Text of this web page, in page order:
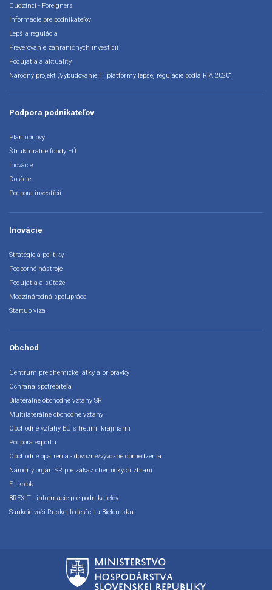
Cudzinci - Foreigners
Informácie pre podnikateľov
Lepšia regulácia
Preverovanie zahraničných investícií
Podujatia a aktuality
Národný projekt „Vybudovanie IT platformy lepšej regulácie podľa RIA 2020“
Podpora podnikateľov
Plán obnovy
Štrukturálne fondy EÚ
Inovácie
Dotácie
Podpora investícií
Inovácie
Stratégie a politiky
Podporné nástroje
Podujatia a súťaže
Medzinárodná spolupráca
Startup víza
Obchod
Centrum pre chemické látky a prípravky
Ochrana spotrebiteľa
Bilaterálne obchodné vzťahy SR
Multilaterálne obchodné vzťahy
Obchodné vzťahy EÚ s tretími krajinami
Podpora exportu
Obchodné opatrenia - dovozné/vývozné obmedzenia
Národný orgán SR pre zákaz chemických zbraní
E - kolok
BREXIT - informácie pre podnikateľov
Sankcie voči Ruskej federácii a Bielorusku